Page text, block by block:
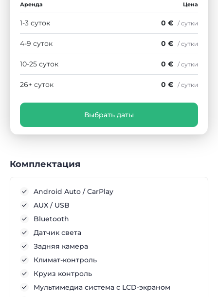
Аренда Цена
1-3 суток 0 € / сутки
4-9 суток 0 € / сутки
10-25 суток 0 € / сутки
26+ суток 0 € / сутки
Выбрать даты
Комплектация
Android Auto / CarPlay
AUX / USB
Bluetooth
Датчик света
Задняя камера
Климат-контроль
Круиз контроль
Мультимедиа система с LCD-экраном